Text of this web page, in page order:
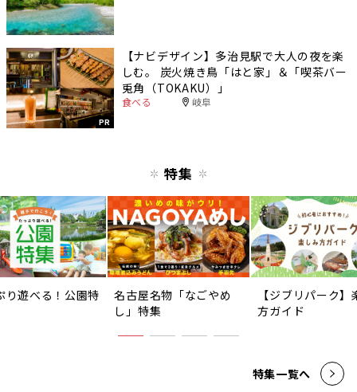
PR
【ナビデザイン】多治見駅で大人の夜を楽
しむ。 炭火焼き鳥「はと家」＆「喫茶バー
兎角（TOKAKU）」
食べる 岐阜
特集
り遊べる！公園特
名古屋名物「なごやめ
し」特集
【ジブリパーク】
方ガイド
特集一覧へ